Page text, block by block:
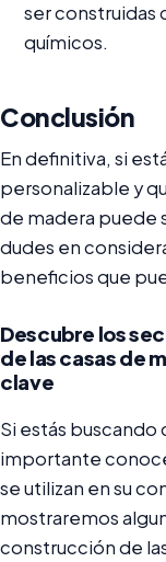
ser construidas
químicos.
Conclusión
En definitiva, si
personalizable y
de madera puede
dudes en
beneficios que
Descubre los
de las casas de
clave
Si estás buscando
importante
se utilizan en su
mostraremos
construcción de